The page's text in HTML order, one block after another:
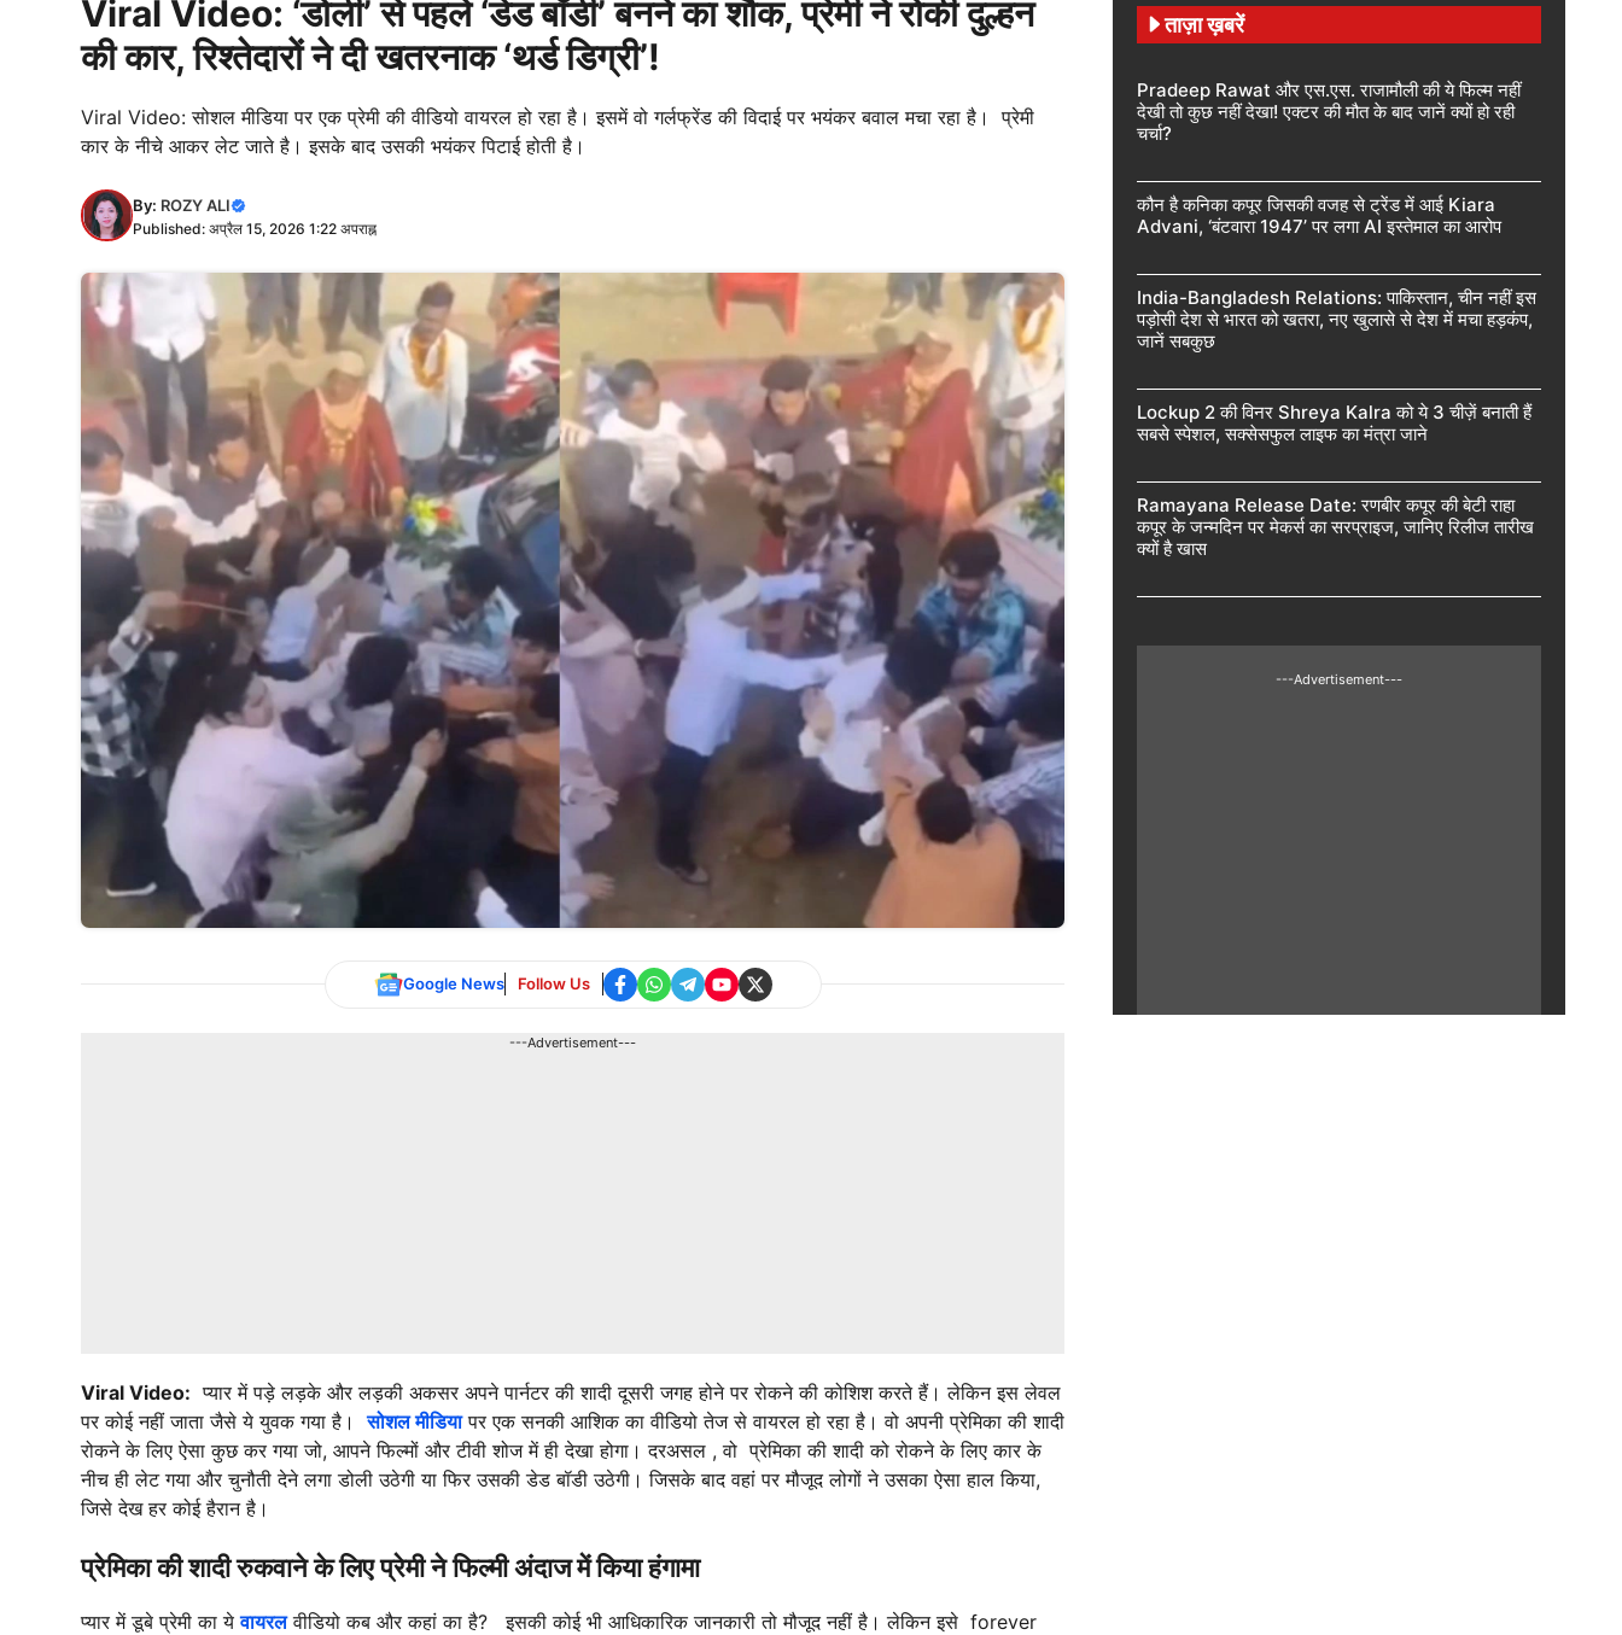
Viral Video: ‘डोली’ से पहले ‘डेड बॉडी’ बनने का शौक, प्रेमी ने रोकी दुल्हन
की कार, रिश्तेदारों ने दी खतरनाक ‘थर्ड डिग्री’!
Viral Video: सोशल मीडिया पर एक प्रेमी की वीडियो वायरल हो रहा है। इसमें वो गर्लफ्रेंड की विदाई पर भयंकर बवाल मचा रहा है। प्रेमी
कार के नीचे आकर लेट जाते है। इसके बाद उसकी भयंकर पिटाई होती है।
By: ROZY ALI
Published: अप्रैल 15, 2026 1:22 अपराह्न
Google News Follow Us
---Advertisement---
Viral Video: प्यार में पड़े लड़के और लड़की अकसर अपने पार्नटर की शादी दूसरी जगह होने पर रोकने की कोशिश करते हैं। लेकिन इस लेवल
पर कोई नहीं जाता जैसे ये युवक गया है।सोशल मीडियापर एक सनकी आशिक का वीडियो तेज से वायरल हो रहा है। वो अपनी प्रेमिका की शादी
रोकने के लिए ऐसा कुछ कर गया जो, आपने फिल्मों और टीवी शोज में ही देखा होगा। दरअसल , वो प्रेमिका की शादी को रोकने के लिए कार के
नीच ही लेट गया और चुनौती देने लगा डोली उठेगी या फिर उसकी डेड बॉडी उठेगी। जिसके बाद वहां पर मौजूद लोगों ने उसका ऐसा हाल किया,
जिसे देख हर कोई हैरान है।
प्रेमिका की शादी रुकवाने के लिए प्रेमी ने फिल्मी अंदाज में किया हंगामा
प्यार में डूबे प्रेमी का येवायरलवीडियो कब और कहां का है? इसकी कोई भी आधिकारिक जानकारी तो मौजूद नहीं है। लेकिन इसे forever
ताज़ा ख़बरें
Pradeep Rawat और एस.एस. राजामौली की ये फिल्म नहीं
देखी तो कुछ नहीं देखा! एक्टर की मौत के बाद जानें क्यों हो रही
चर्चा?
कौन है कनिका कपूर जिसकी वजह से ट्रेंड में आई Kiara
Advani, ‘बंटवारा 1947’ पर लगा AI इस्तेमाल का आरोप
India-Bangladesh Relations: पाकिस्तान, चीन नहीं इस
पड़ोसी देश से भारत को खतरा, नए खुलासे से देश में मचा हड़कंप,
जानें सबकुछ
Lockup 2 की विनर Shreya Kalra को ये 3 चीज़ें बनाती हैं
सबसे स्पेशल, सक्सेसफुल लाइफ का मंत्रा जाने
Ramayana Release Date: रणबीर कपूर की बेटी राहा
कपूर के जन्मदिन पर मेकर्स का सरप्राइज, जानिए रिलीज तारीख
क्यों है खास
---Advertisement---